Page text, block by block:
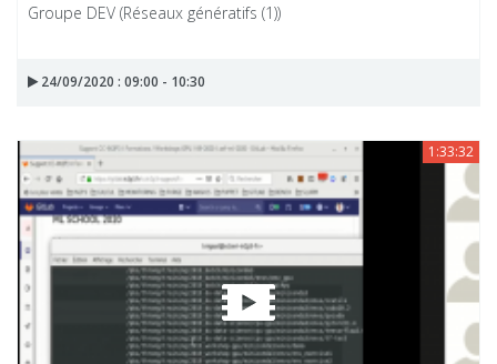
Groupe DEV (Réseaux génératifs (1))
24/09/2020 : 09:00 - 10:30
1:33:32